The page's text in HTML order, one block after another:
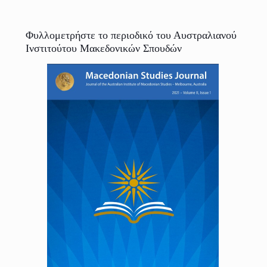
Φυλλομετρήστε το περιοδικό του Αυστραλιανού
Ινστιτούτου Μακεδονικών Σπουδών